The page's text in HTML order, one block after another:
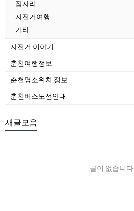
잠자리
자전거여행
기타
자전거 이야기
춘천여행정보
춘천명소위치 정보
춘천버스노선안내
새글모음
글이 없습니다.